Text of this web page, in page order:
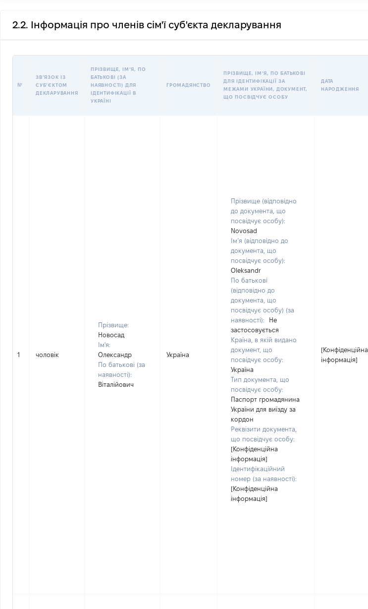
2.2. Інформація про членів сім'ї суб'єкта декларування
№
ЗВʼЯЗОК ІЗ
СУБʼЄКТОМ
ДЕКЛАРУВАННЯ
ПРІЗВИЩЕ, ІМʼЯ, ПО
БАТЬКОВІ (ЗА
НАЯВНОСТІ) ДЛЯ
ІДЕНТИФІКАЦІЇ В
УКРАЇНІ
ГРОМАДЯНСТВО
ПРІЗВИЩЕ, ІМʼЯ, ПО БАТЬКОВІ
ДЛЯ ІДЕНТИФІКАЦІЇ ЗА
МЕЖАМИ УКРАЇНИ, ДОКУМЕНТ,
ЩО ПОСВІДЧУЄ ОСОБУ
ДАТА
НАРОДЖЕННЯ
1 чоловік
Прізвище:
Новосад
Ім'я:
Олександр
По батькові (за
наявності):
Віталійович
Україна
Прізвище (відповідно
до документа, що
посвідчує особу):
Novosad
Ім’я (відповідно до
документа, що
посвідчує особу):
Oleksandr
По батькові
(відповідно до
документа, що
посвідчує особу) (за
наявності):
Не
застосовується
Країна, в якій видано
документ, що
посвідчує особу:
Україна
Тип документа, що
посвідчує особу:
Паспорт громадянина
України для виїзду за
кордон
Реквізити документа,
що посвідчує особу:
[Конфіденційна
інформація]
Ідентифікаційний
номер (за наявності):
[Конфіденційна
інформація]
[Конфіденційна
інформація]